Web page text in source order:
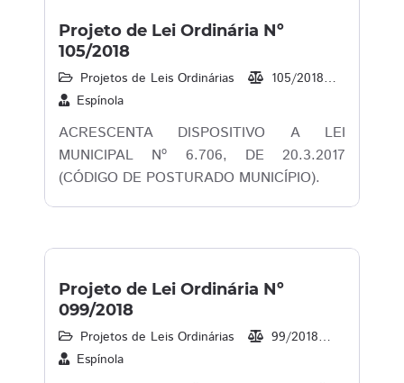
Projeto de Lei Ordinária Nº
105/2018
Projetos de Leis Ordinárias 105/2018
Espínola
ACRESCENTA DISPOSITIVO A LEI
MUNICIPAL Nº 6.706, DE 20.3.2017
(CÓDIGO DE POSTURADO MUNICÍPIO).
Projeto de Lei Ordinária Nº
099/2018
Projetos de Leis Ordinárias 99/2018
Espínola